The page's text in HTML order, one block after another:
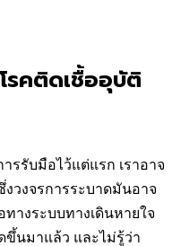
รคติดเชื้ออุบัติ
รรับมือไว้แต่แรก เราอาจ
งวงจรการระบาดมันอาจ
างระบบทางเดินหายใจ
ขึ้นมาแล้ว และไม่รู้ว่า